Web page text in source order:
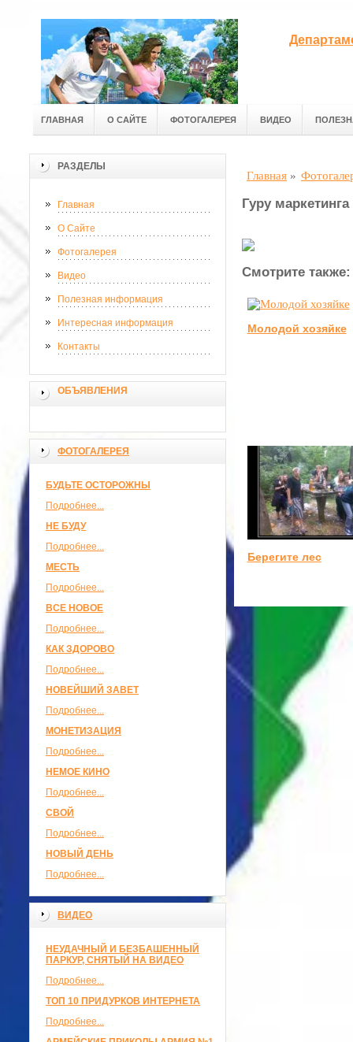
ГЛАВНАЯ О САЙТЕ ФОТОГАЛЕРЕЯ ВИДЕО
РАЗДЕЛЫ
Главная
О Сайте
Фотогалерея
Видео
Полезная информация
Интересная информация
Контакты
ОБЪЯВЛЕНИЯ
ФОТОГАЛЕРЕЯ
БУДЬТЕ ОСТОРОЖНЫ
Подробнее...
НЕ БУДУ
Подробнее...
МЕСТЬ
Подробнее...
ВСЕ НОВОЕ
Подробнее...
КАК ЗДОРОВО
Подробнее...
НОВЕЙШИЙ ЗАВЕТ
Подробнее...
МОНЕТИЗАЦИЯ
Подробнее...
НЕМОЕ КИНО
Подробнее...
СВОЙ
Подробнее...
НОВЫЙ ДЕНЬ
Подробнее...
ВИДЕО
НЕУДАЧНЫЙ И БЕЗБАШЕННЫЙ
ПАРКУР, СНЯТЫЙ НА ВИДЕО
Подробнее...
ТОП 10 ПРИДУРКОВ ИНТЕРНЕТА
Подробнее...
Главная »
Гуру маркетинга
Смотрите также:
Молодой хозяйке
Берегите лес